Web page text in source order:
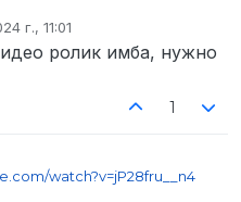
и появление такого
Донской Табак”,
себя брата Джо
г., 11:01
ролик имба, нужно
1
watch?v=jP28fru__n4